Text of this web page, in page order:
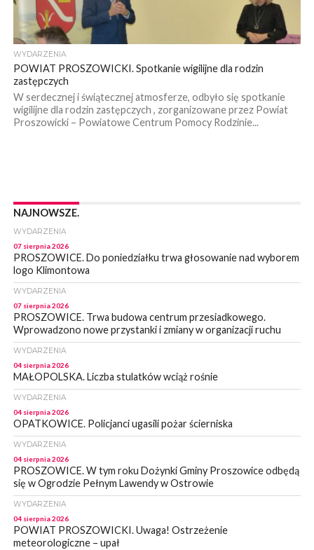
WYDARZENIA
POWIAT PROSZOWICKI. Spotkanie wigilijne dla rodzin
zastępczych
W serdecznej i świątecznej atmosferze, odbyło się spotkanie
wigilijne dla rodzin zastępczych , zorganizowane przez Powiat
Proszowicki – Powiatowe Centrum Pomocy Rodzinie...
NAJNOWSZE.
WYDARZENIA
07 sierpnia 2026
PROSZOWICE. Do poniedziałku trwa głosowanie nad wyborem
logo Klimontowa
WYDARZENIA
07 sierpnia 2026
PROSZOWICE. Trwa budowa centrum przesiadkowego.
Wprowadzono nowe przystanki i zmiany w organizacji ruchu
WYDARZENIA
04 sierpnia 2026
MAŁOPOLSKA. Liczba stulatków wciąż rośnie
WYDARZENIA
04 sierpnia 2026
OPATKOWICE. Policjanci ugasili pożar ścierniska
WYDARZENIA
04 sierpnia 2026
PROSZOWICE. W tym roku Dożynki Gminy Proszowice odbędą
się w Ogrodzie Pełnym Lawendy w Ostrowie
WYDARZENIA
04 sierpnia 2026
POWIAT PROSZOWICKI. Uwaga! Ostrzeżenie
meteorologiczne – upał